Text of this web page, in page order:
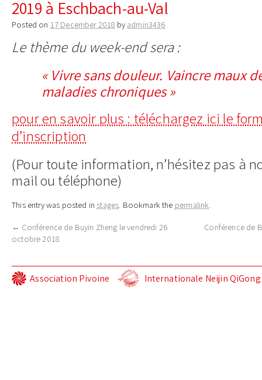
2019 à Eschbach-au-Val
Posted on 17 December 2018 by admin3436
Le thème du week-end sera :
« Vivre sans douleur. Vaincre maux
maladies chroniques »
pour en savoir plus : téléchargez ici le
d’inscription
(Pour toute information, n’hésitez pas à
mail ou téléphone)
This entry was posted in stages. Bookmark the permalink.
← Conférence de Buyin Zheng le vendredi 26
octobre 2018
Conférence de
Association Pivoine Internationale Neijin